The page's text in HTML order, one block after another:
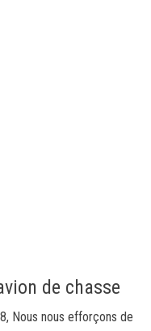
de chasse
Nous nous efforçons de